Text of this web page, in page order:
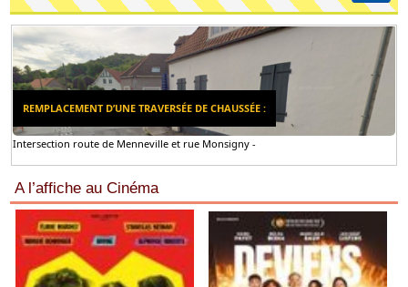
REMPLACEMENT D’UNE TRAVERSÉE DE CHAUSSÉE :
Intersection route de Menneville et rue Monsigny -
A l’affiche au Cinéma